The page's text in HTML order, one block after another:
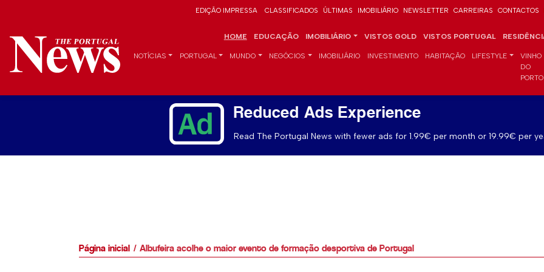
EDIÇÃO IMPRESSA CLASSIFICADOS ÚLTIMAS IMOBILIÁRIO NEWSLETTER CARREIRAS CONTACTOS
HOME EDUCAÇÃO IMOBILIÁRIO VISTOS GOLD VISTOS PORTUGAL
NOTÍCIAS PORTUGAL MUNDO NEGÓCIOS IMOBILIÁRIO INVESTIMENTO HABITAÇÃO LIFESTYLE
VINHO
DO
PORTO
Reduced Ads Experience
Read The Portugal News with fewer ads for 1.99€ per month or 19.99€ per
Página inicial Albufeira acolhe o maior evento de formação desportiva de Portugal